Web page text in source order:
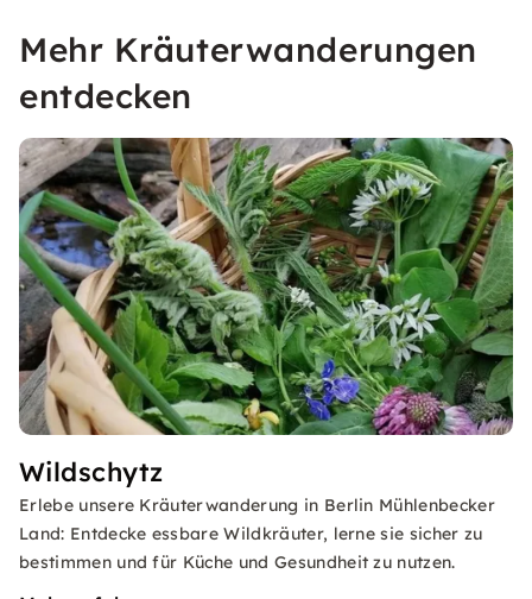
Mehr Kräuterwanderungen
entdecken
Wildschytz
Erlebe unsere Kräuterwanderung in Berlin Mühlenbecker
Land: Entdecke essbare Wildkräuter, lerne sie sicher zu
bestimmen und für Küche und Gesundheit zu nutzen.